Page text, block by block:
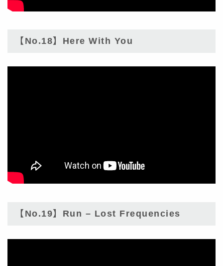
【No.18】Here With You
【No.19】Run – Lost Frequencies